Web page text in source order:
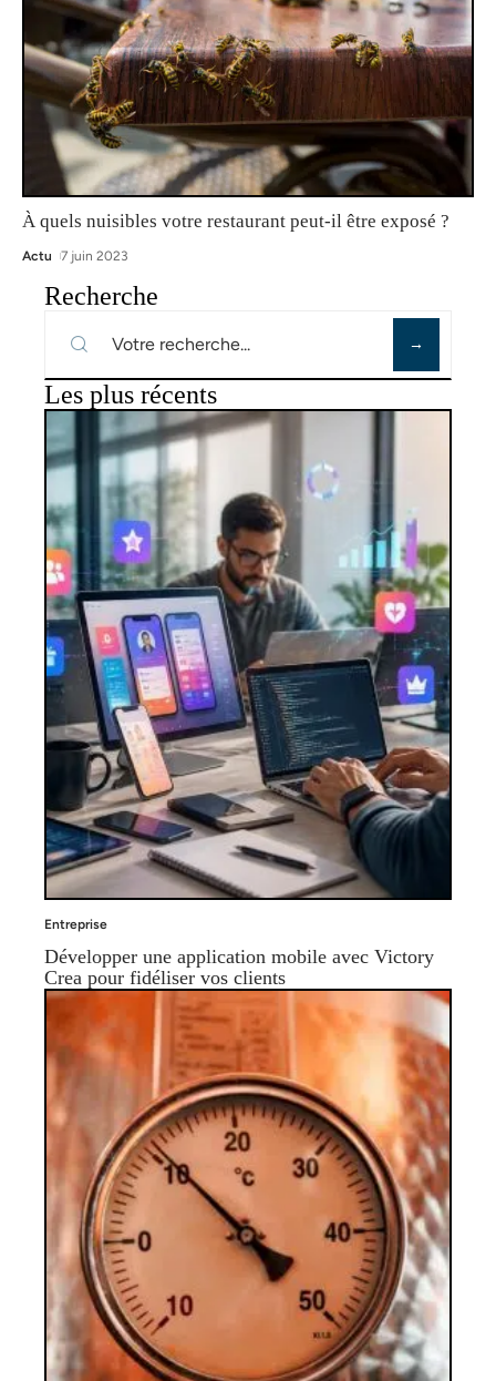
À quels nuisibles votre restaurant peut-il être exposé ?
Actu 7 juin 2023
Recherche
Les plus récents
Entreprise
Développer une application mobile avec Victory
Crea pour fidéliser vos clients